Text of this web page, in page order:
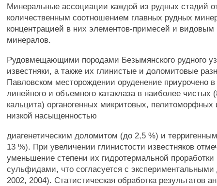
Минеральные ассоциации каждой из рудных стадий
количественным соотношением главных рудных
концентрацией в них элементов-примесей и видовым
минералов.
Рудовмещающими породами Безымянского рудного
известняки, а также их глинистые и доломитовые
Павловском месторождении оруденение приурочено
линейного и объемного катаклаза в наиболее чистых
кальцита) органогенных микритовых, пелитоморфных
низкой насыщенностью
диагенетическим доломитом (до 2,5 %) и
13 %). При увеличении глинистости известняков
уменьшение степени их гидротермальной
сульфидами, что согласуется с
2002, 2004). Статистическая обработка результатов